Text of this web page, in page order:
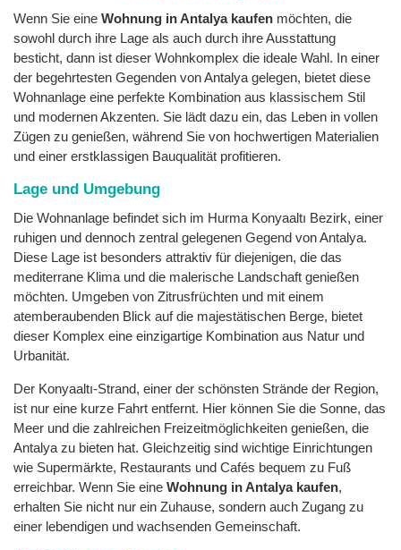
Wenn Sie eine Wohnung in Antalya kaufen möchten, die
sowohl durch ihre Lage als auch durch ihre Ausstattung
besticht, dann ist dieser Wohnkomplex die ideale Wahl. In einer
der begehrtesten Gegenden von Antalya gelegen, bietet diese
Wohnanlage eine perfekte Kombination aus klassischem Stil
und modernen Akzenten. Sie lädt dazu ein, das Leben in vollen
Zügen zu genießen, während Sie von hochwertigen Materialien
und einer erstklassigen Bauqualität profitieren.
Lage und Umgebung
Die Wohnanlage befindet sich im Hurma Konyaaltı Bezirk, einer
ruhigen und dennoch zentral gelegenen Gegend von Antalya.
Diese Lage ist besonders attraktiv für diejenigen, die das
mediterrane Klima und die malerische Landschaft genießen
möchten. Umgeben von Zitrusfrüchten und mit einem
atemberaubenden Blick auf die majestätischen Berge, bietet
dieser Komplex eine einzigartige Kombination aus Natur und
Urbanität.
Der Konyaaltı-Strand, einer der schönsten Strände der Region,
ist nur eine kurze Fahrt entfernt. Hier können Sie die Sonne, das
Meer und die zahlreichen Freizeitmöglichkeiten genießen, die
Antalya zu bieten hat. Gleichzeitig sind wichtige Einrichtungen
wie Supermärkte, Restaurants und Cafés bequem zu Fuß
erreichbar. Wenn Sie eine Wohnung in Antalya kaufen,
erhalten Sie nicht nur ein Zuhause, sondern auch Zugang zu
einer lebendigen und wachsenden Gemeinschaft.